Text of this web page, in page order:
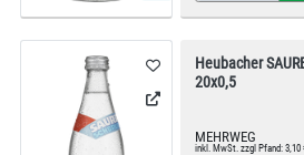
Heubacher
20x0,5
MEHRWEG
inkl. MwSt. zzgl Pfand: 3,10